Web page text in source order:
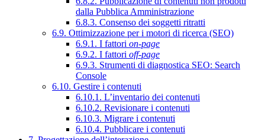
dalla Pubblica Amministrazione
6.8.3. Consenso dei soggetti ritratti
6.9. Ottimizzazione per i motori di ricerca (SEO)
6.9.1. I fattori on-page
6.9.2. I fattori off-page
6.9.3. Strumenti di diagnostica SEO: Search
Console
6.10. Gestire i contenuti
6.10.1. L’inventario dei contenuti
6.10.2. Revisionare i contenuti
6.10.3. Migrare i contenuti
6.10.4. Pubblicare i contenuti